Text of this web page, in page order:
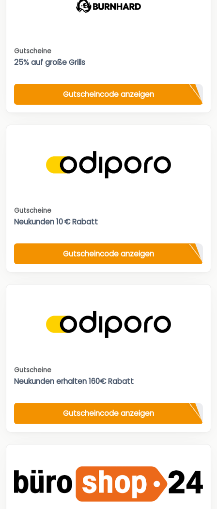
Gutscheine
25% auf große Grills
Gutscheincode anzeigen
Gutscheine
Neukunden 10 € Rabatt
Gutscheincode anzeigen
Gutscheine
Neukunden erhalten 160€ Rabatt
Gutscheincode anzeigen